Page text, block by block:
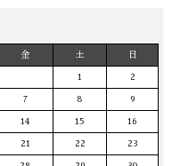
金 土 日
1 2
7 8 9
14 15 16
21 22 23